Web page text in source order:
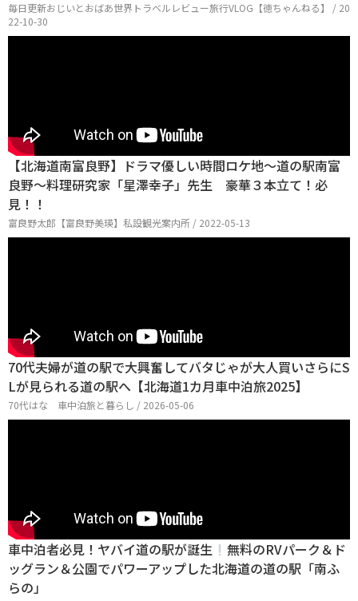
毎日更新おじいとおばあ世界トラベルレビュー旅行VLOG【徳ちゃんねる】 / 20
22-10-30
【北海道南富良野】ドラマ優しい時間ロケ地～道の駅南富
良野～料理研究家「星澤幸子」先生 豪華３本立て！必
見！！
富良野太郎【富良野美瑛】私設観光案内所 / 2022-05-13
70代夫婦が道の駅で大興奮してバタじゃが大人買いさらにS
Lが見られる道の駅へ【北海道1カ月車中泊旅2025】
70代はな 車中泊旅と暮らし / 2026-05-06
車中泊者必見！ヤバイ道の駅が誕生
無料のRVパーク＆ド
ッグラン＆公園でパワーアップした北海道の道の駅「南ふ
らの」